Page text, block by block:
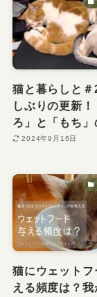
猫と暮らしと＃
しぶりの更新！
ろ」と「もち」
2024年9月16日
猫にウェットフ
える頻度は？